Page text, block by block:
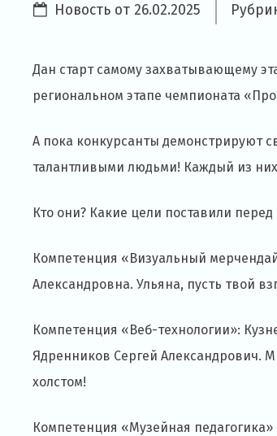
Новость от 26.02.2025
Дан старт самому захватывающему
региональном этапе чемпионата
А пока конкурсанты демонстрируют
талантливыми людьми! Каждый из
Кто они? Какие цели поставили
Компетенция «Визуальный
Александровна. Ульяна, пусть твой
Компетенция «Веб-технологии»:
Ядренников Сергей Александрович.
холстом!
Компетенция «Музейная